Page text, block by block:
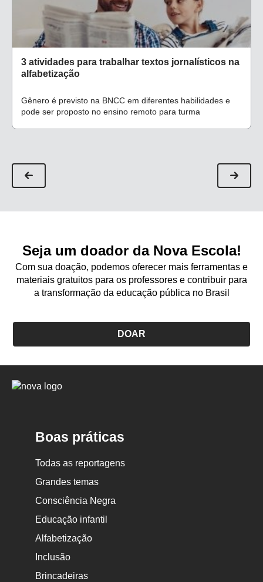
3 atividades para trabalhar textos jornalísticos na
alfabetização
Gênero é previsto na BNCC em diferentes habilidades e
pode ser proposto no ensino remoto para turma
Seja um doador da Nova Escola!
Com sua doação, podemos oferecer mais ferramentas e
materiais gratuitos para os professores e contribuir para
a transformação da educação pública no Brasil
DOAR
Logo
Boas práticas
Todas as reportagens
Grandes temas
Consciência Negra
Educação infantil
Alfabetização
Inclusão
Brincadeiras